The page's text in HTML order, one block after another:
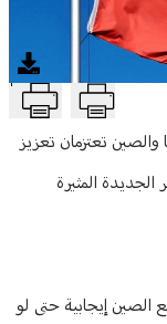
من اتفاقية طرق T
والصين تعتزمان تعزيز
المثيرة
الصين إيجابية حتى لو